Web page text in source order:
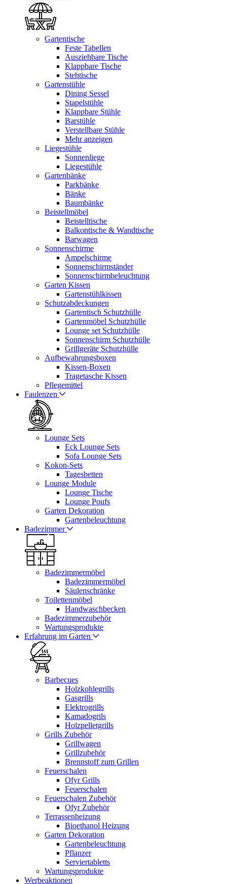
Gartentische
Feste Tabellen
Ausziehbare Tische
Klappbare Tische
Stehtische
Gartenstühle
Dining Sessel
Stapelstühle
Klappbare Stühle
Barstühle
Verstellbare Stühle
Mehr anzeigen
Liegestühle
Sonnenliege
Liegestühle
Gartenbänke
Parkbänke
Bänke
Baumbänke
Beistellmöbel
Beistelltische
Balkontische & Wandtische
Barwagen
Sonnenschirme
Ampelschirme
Sonnenschirmständer
Sonnenschirmbeleuchtung
Garten Kissen
Gartenstühlkissen
Schutzabdeckungen
Gartentisch Schutzhülle
Gartenmöbel Schutzhülle
Lounge set Schutzhülle
Sonnenschirm Schutzhülle
Grillgeräte Schutzhülle
Aufbewahrungsboxen
Kissen-Boxen
Tragetasche Kissen
Pflegemittel
Faulenzen
Lounge Sets
Eck Lounge Sets
Sofa Lounge Sets
Kokon-Sets
Tagesbetten
Lounge Module
Lounge Tische
Lounge Poufs
Garten Dekoration
Gartenbeleuchtung
Badezimmer
Badezimmermöbel
Badezimmermöbel
Säulenschränke
Toilettenmöbel
Handwaschbecken
Badezimmerzubehör
Wartungsprodukte
Erfahrung im Garten
Barbecues
Holzkohlegrills
Gasgrills
Elektrogrills
Kamadogrils
Holzpelletgrills
Grills Zubehör
Grillwagen
Grillzubehör
Brennstoff zum Grillen
Feuerschalen
Ofyr Grills
Feuerschalen
Feuerschalen Zubehör
Ofyr Zubehör
Terrassenheizung
Bioethanol Heizung
Garten Dekoration
Gartenbeleuchtung
Pflanzer
Serviertabletts
Wartungsprodukte
Werbeaktionen